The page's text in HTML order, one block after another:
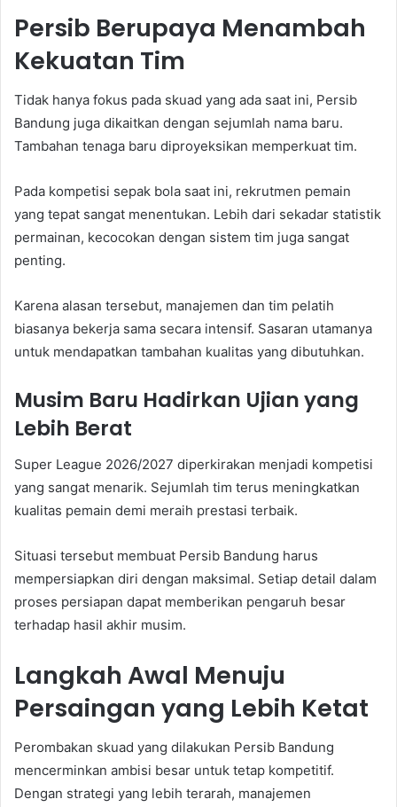
Persib Berupaya Menambah
Kekuatan Tim
Tidak hanya fokus pada skuad yang ada saat ini, Persib
Bandung juga dikaitkan dengan sejumlah nama baru.
Tambahan tenaga baru diproyeksikan memperkuat tim.
Pada kompetisi sepak bola saat ini, rekrutmen pemain
yang tepat sangat menentukan. Lebih dari sekadar statistik
permainan, kecocokan dengan sistem tim juga sangat
penting.
Karena alasan tersebut, manajemen dan tim pelatih
biasanya bekerja sama secara intensif. Sasaran utamanya
untuk mendapatkan tambahan kualitas yang dibutuhkan.
Musim Baru Hadirkan Ujian yang
Lebih Berat
Super League 2026/2027 diperkirakan menjadi kompetisi
yang sangat menarik. Sejumlah tim terus meningkatkan
kualitas pemain demi meraih prestasi terbaik.
Situasi tersebut membuat Persib Bandung harus
mempersiapkan diri dengan maksimal. Setiap detail dalam
proses persiapan dapat memberikan pengaruh besar
terhadap hasil akhir musim.
Langkah Awal Menuju
Persaingan yang Lebih Ketat
Perombakan skuad yang dilakukan Persib Bandung
mencerminkan ambisi besar untuk tetap kompetitif.
Dengan strategi yang lebih terarah, manajemen